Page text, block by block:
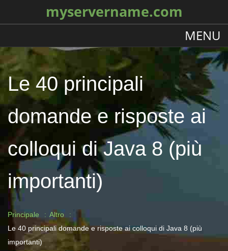
myservername.com
MENU
Le 40 principali
domande e risposte ai
colloqui di Java 8 (più
importanti)
Principale
Altro
Le 40 principali domande e risposte ai colloqui di Java 8 (più
importanti)